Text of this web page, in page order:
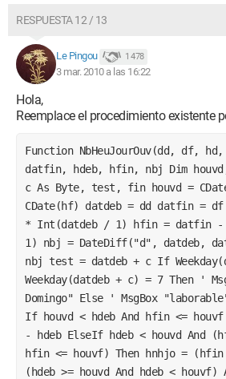
RESPUESTA 12 / 13
Le Pingou 1 478
3 mar. 2010 a las 16:22
Hola,
Reemplace el procedimiento existente
Function NbHeuJourOuv(dd, df,
datfin, hdeb, hfin, nbj Dim
c As Byte, test, fin houvd =
CDate(hf) datdeb = dd datfin = df
* Int(datdeb / 1) hfin = datfin
1) nbj = DateDiff("d", datdeb,
nbj test = datdeb + c If
Weekday(datdeb + c) = 7 Then '
Domingo" Else ' MsgBox
If houvd < hdeb And hfin <=
- hdeb ElseIf hdeb < houvd And
hfin <= houvf) Then hnhjo =
(hdeb >= houvd And hdeb <